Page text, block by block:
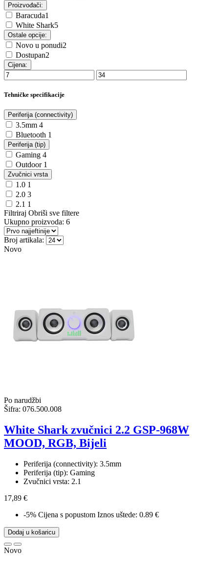
Proizvođači:
Baracuda1
White Shark5
Ostale opcije:
Novo u ponudi2
Dostupan2
Cijena:
Tehničke specifikacije
Periferija (connectivity)
3.5mm 4
Bluetooth 1
Periferija (tip)
Gaming 4
Outdoor 1
Zvučnici vrsta
1.0 1
2.0 3
2.1 1
Filtriraj Obriši sve filtere
Ukupno proizvoda: 6
Broj artikala:
Novo
Po narudžbi
Šifra: 076.500.008
White Shark zvučnici 2.2 GSP-968W
MOOD, RGB, Bijeli
Periferija (connectivity): 3.5mm
Periferija (tip): Gaming
Zvučnici vrsta: 2.1
17,89 €
-5% Cijena s popustom Iznos uštede: 0.89 €
Dodaj u košaricu
Novo